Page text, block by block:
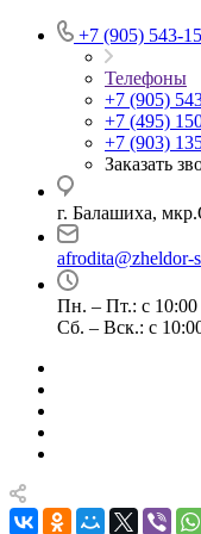
+7 (905) 543-
Телефоны
+7 (905)
+7 (495)
+7 (903)
Заказать
г. Балашиха,
afrodita@zheldor-
Пн. – Пт.: с 10:00
Сб. – Вск.: с